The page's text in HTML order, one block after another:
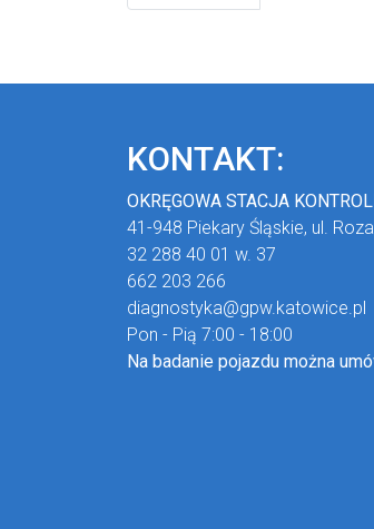
KONTAKT:
OKRĘGOWA STACJA
41-948 Piekary Śląskie, ul.
32 288 40 01 w. 37
662 203 266
diagnostyka@gpw.katowice.pl
Pon - Pią 7:00 - 18:00
Na badanie pojazdu można